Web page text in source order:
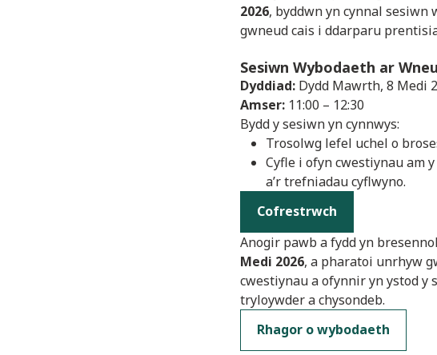
2026, byddwn yn cynnal sesiwn
gwneud cais i ddarparu
Sesiwn Wybodaeth ar
Dyddiad: Dydd Mawrth, 8 Medi
Amser: 11:00 – 12:30
Bydd y sesiwn yn cynnwys:
Trosolwg lefel uchel o
Cyfle i ofyn cwestiynau am
a’r trefniadau cyflwyno.
Cofrestrwch
Anogir pawb a fydd yn
Medi 2026, a pharatoi unrhyw
cwestiynau a ofynnir yn ystod y
tryloywder a chysondeb.
Rhagor o wybodaeth